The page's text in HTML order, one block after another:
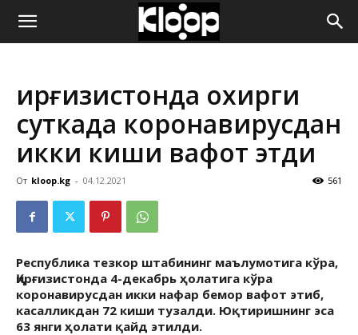
ҚИРҒИЗИСТОН
ЯНГИЛИКЛАРИ
Қирғизистонда охирги
суткада коронавирусдан
икки киши вафот этди
От kloop.kg - 04.12.2021 561
Республика тезкор штабининг маълумотига кўра,
Қирғизистонда 4-декабрь ҳолатига кўра
коронавирусдан икки нафар бемор вафот этиб,
касалликдан 72 киши тузалди. Юқтиришнинг эса
63 янги ҳолати қайд этилди.